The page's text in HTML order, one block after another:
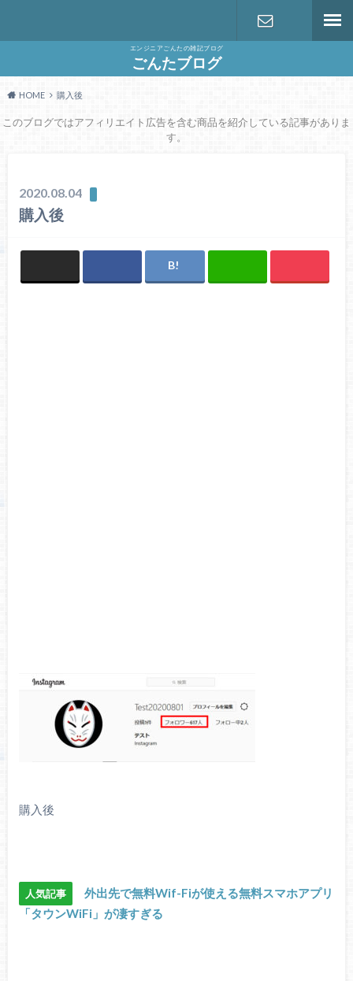
エンジニアごんたの雑記ブログ
ごんたブログ
HOME 購入後
このブログではアフィリエイト広告を含む商品を紹介している記事がありま
す。
2020.08.04
購入後
購入後
人気記事
外出先で無料Wif-Fiが使える無料スマホアプリ
「タウンWiFi」が凄すぎる